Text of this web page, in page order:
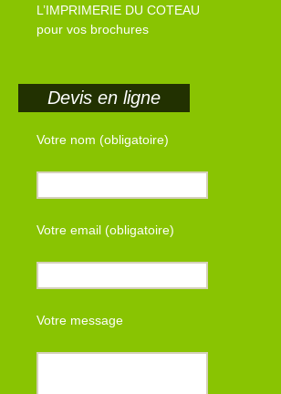
L’IMPRIMERIE DU COTEAU
pour vos brochures
Devis en ligne
Votre nom (obligatoire)
Votre email (obligatoire)
Votre message